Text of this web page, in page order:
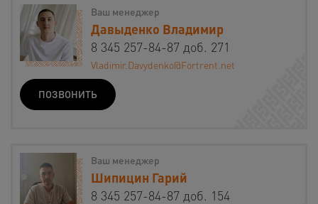
Ваш менеджер
Давыденко Владимир
8 345 257-84-87 доб. 271
Vladimir.Davydenko@Fortrent.net
ПОЗВОНИТЬ
Ваш менеджер
Шипицин Гарий
8 345 257-84-87 доб. 154